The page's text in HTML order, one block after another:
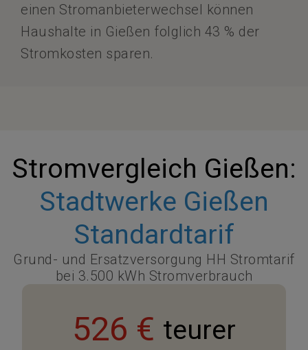
einen Stromanbieterwechsel können
Haushalte in Gießen folglich 43 % der
Stromkosten sparen.
Stromvergleich Gießen:
Stadtwerke Gießen
Standardtarif
Grund- und Ersatzversorgung HH Stromtarif
bei 3.500 kWh Stromverbrauch
526 € teurer